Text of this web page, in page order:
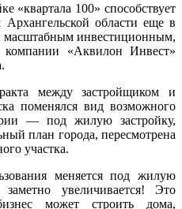
«квартала 100» способствует
Архангельской области еще в
масштабным инвестиционным,
компании «Аквилон Инвест»
между застройщиком и
поменялся вид возможного
— под жилую застройку,
план города, пересмотрена
участка.
меняется под жилую
заметно увеличивается! Это
может строить дома,